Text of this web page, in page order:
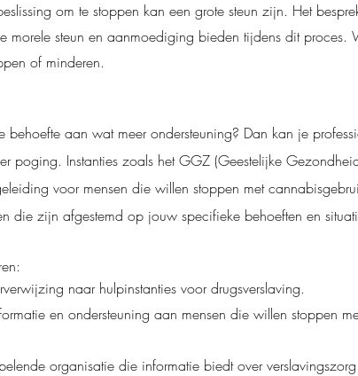
om te stoppen kan een grote steun zijn. Het
morele steun en aanmoediging bieden tijdens dit proces.
of minderen.
behoefte aan wat meer ondersteuning? Dan kan je
poging. Instanties zoals het GGZ (Geestelijke
voor mensen die willen stoppen met
die zijn afgestemd op jouw specifieke behoeften en
naar hulpinstanties voor drugsverslaving.
en ondersteuning aan mensen die willen stoppen
organisatie die informatie biedt over